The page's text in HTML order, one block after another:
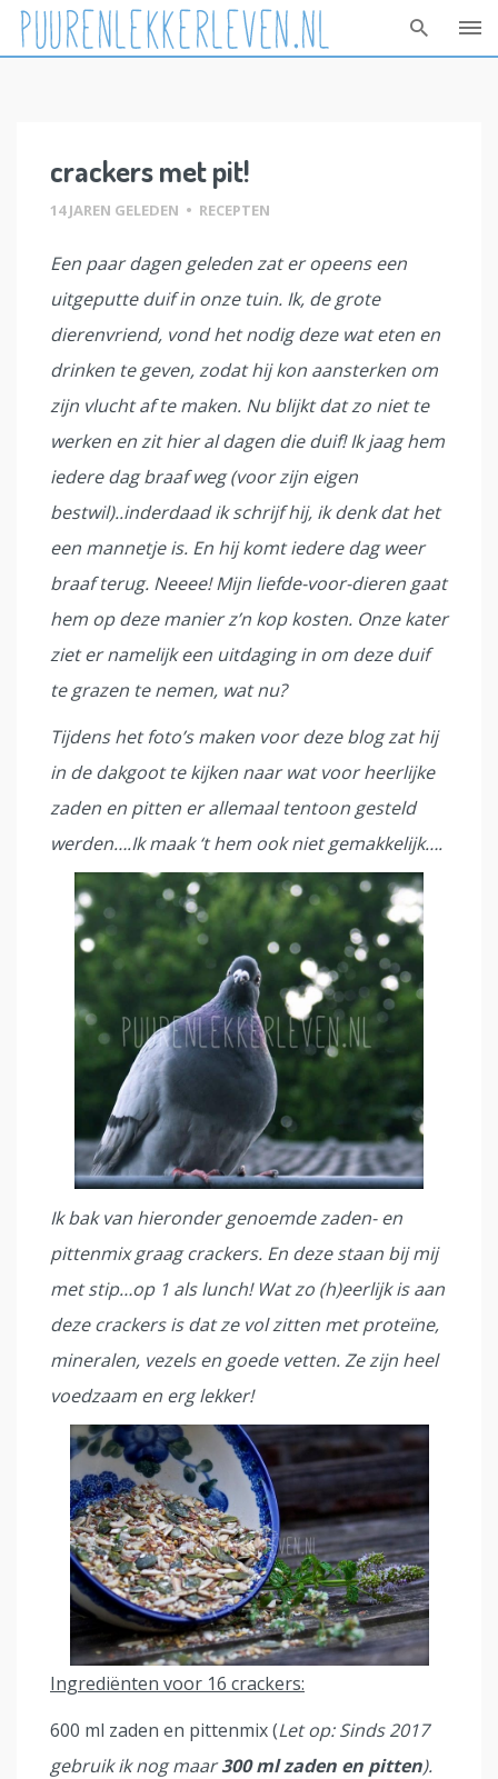
crackers met pit!
14 JAREN GELEDEN • RECEPTEN
Een paar dagen geleden zat er opeens een
uitgeputte duif in onze tuin. Ik, de grote
dierenvriend, vond het nodig deze wat eten en
drinken te geven, zodat hij kon aansterken om
zijn vlucht af te maken. Nu blijkt dat zo niet te
werken en zit hier al dagen die duif! Ik jaag hem
iedere dag braaf weg (voor zijn eigen
bestwil)..inderdaad ik schrijf hij, ik denk dat het
een mannetje is. En hij komt iedere dag weer
braaf terug. Neeee! Mijn liefde-voor-dieren gaat
hem op deze manier z’n kop kosten. Onze kater
ziet er namelijk een uitdaging in om deze duif
te grazen te nemen, wat nu?
Tijdens het foto’s maken voor deze blog zat hij
in de dakgoot te kijken naar wat voor heerlijke
zaden en pitten er allemaal tentoon gesteld
werden….Ik maak ‘t hem ook niet gemakkelijk….
Ik bak van hieronder genoemde zaden- en
pittenmix graag crackers. En deze staan bij mij
met stip…op 1 als lunch! Wat zo (h)eerlijk is aan
deze crackers is dat ze vol zitten met proteïne,
mineralen, vezels en goede vetten. Ze zijn heel
voedzaam en erg lekker!
Ingrediënten voor 16 crackers:
600 ml zaden en pittenmix (Let op: Sinds 2017
gebruik ik nog maar300 ml zaden en pitten).